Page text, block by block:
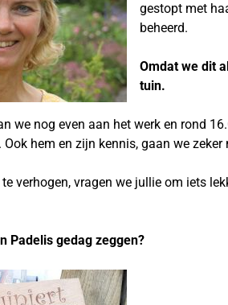
gestopt met
beheerd.
Omdat we dit
tuin.
we nog even aan het werk en rond
hem en zijn kennis, gaan we zeker
verhogen, vragen we jullie om iets
Padelis gedag zeggen?